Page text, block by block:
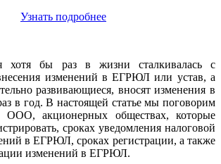
Узнать подробнее
хотя бы раз в жизни сталкивалась с
изменений в ЕГРЮЛ или устав, а
развивающиеся, вносят изменения в
в год. В настоящей статье мы поговорим
ООО, акционерных обществах, которые
сроках уведомления налоговой
в ЕГРЮЛ, сроках регистрации, а также
изменений в ЕГРЮЛ.